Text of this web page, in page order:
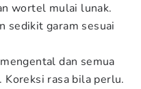
wortel mulai lunak.
sedikit garam sesuai
dan semua
Koreksi rasa bila perlu.